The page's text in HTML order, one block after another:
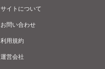
サイトについて
お問い合わせ
利用規約
運営会社